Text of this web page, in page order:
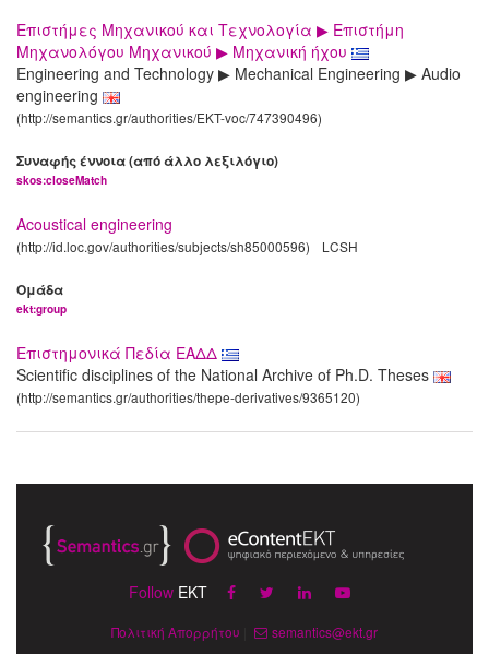
Επιστήμες Μηχανικού και Τεχνολογία ▶ Επιστήμη
Μηχανολόγου Μηχανικού ▶ Μηχανική ήχου
Engineering and Technology ▶ Mechanical Engineering ▶ Audio
engineering
(http://semantics.gr/authorities/EKT-voc/747390496)
Συναφής έννοια (από άλλο λεξιλόγιο)
skos:closeMatch
Acoustical engineering
(http://id.loc.gov/authorities/subjects/sh85000596) LCSH
Ομάδα
ekt:group
Επιστημονικά Πεδία ΕΑΔΔ
Scientific disciplines of the National Archive of Ph.D. Theses
(http://semantics.gr/authorities/thepe-derivatives/9365120)
Follow EKT
Πολιτική Απορρήτου semantics@ekt.gr